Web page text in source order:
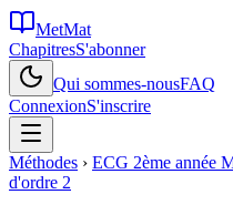
MetMat
ChapitresS'abonner
Qui sommes-nousFAQ
ConnexionS'inscrire
Méthodes › ECG 2ème année
d'ordre 2